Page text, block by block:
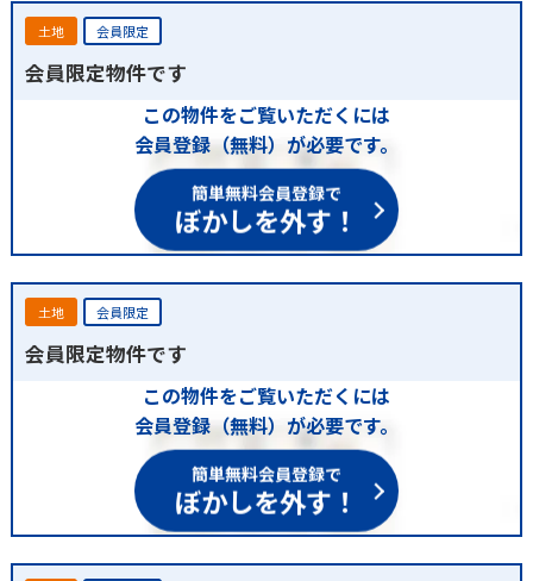
土地 会員限定
会員限定物件です
この物件をご覧いただくには
会員登録（無料）が必要です。
簡単無料会員登録で
ぼかしを外す！
土地 会員限定
会員限定物件です
この物件をご覧いただくには
会員登録（無料）が必要です。
簡単無料会員登録で
ぼかしを外す！